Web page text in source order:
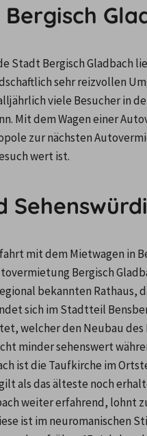
Stadt Bergisch Gladbach
sehr reizvollen
viele Besucher in
Mit dem Wagen einer
zur nächsten
wert ist.
mit dem Mietwagen in
Bergisch
bekannten Rathaus,
sich im Stadtteil
welcher den Neubau des
minder sehenswert
ist die Taufkirche im
als das älteste noch
weiter erfahrend, lohnt
ist im neuromanischen